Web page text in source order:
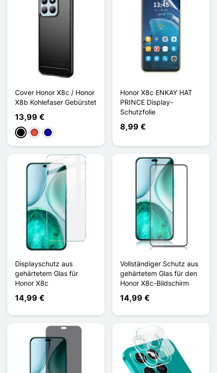
Cover Honor X8c / Honor
X8b Kohlefaser Gebürstet
13,99 €
Schwarz
Rot Dunkelblau
Honor X8c ENKAY HAT
PRINCE Display-
Schutzfolie
8,99 €
Displayschutz aus
gehärtetem Glas für
Honor X8c
14,99 €
Vollständiger Schutz aus
gehärtetem Glas für den
Honor X8c-Bildschirm
14,99 €